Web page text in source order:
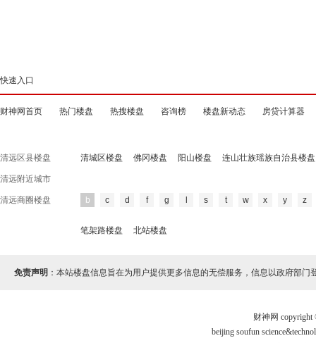
快速入口
财神网首页 热门楼盘 热搜楼盘 咨询榜 楼盘新动态 房贷计算器
清远区县楼盘 清城区楼盘 佛冈楼盘 阳山楼盘 连山壮族瑶族自治县楼盘
清远附近城市
清远商圈楼盘 b c d f g s t w x y z
笔架路楼盘 北站楼盘
免责声明 ：本站楼盘信息旨在为用户提供更多信息的无偿服务，信息以政府部门
财神网
beijing soufun